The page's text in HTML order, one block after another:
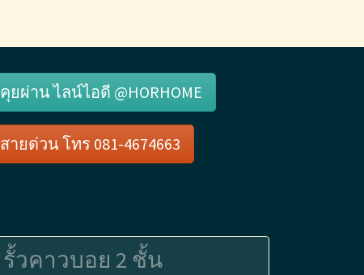
คุยผ่าน ไลน์ไอดี @HORHOME
สายด่วน โทร 081-4674663
รั้วคาวบอย 2 ชั้น